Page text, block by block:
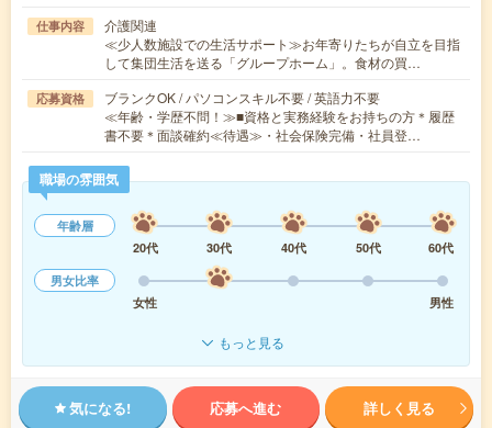
仕事内容
介護関連
≪少人数施設での生活サポート≫お年寄りたちが自立を目指
して集団生活を送る「グループホーム」。食材の買…
応募資格
ブランクOK / パソコンスキル不要 / 英語力不要
≪年齢・学歴不問！≫■資格と実務経験をお持ちの方＊履歴
書不要＊面談確約≪待遇≫・社会保険完備・社員登…
職場の雰囲気
年齢層
20代
30代 40代 50代
60代
男女比率
女性
男性
もっと見る
気になる! 応募へ進む 詳しく見る